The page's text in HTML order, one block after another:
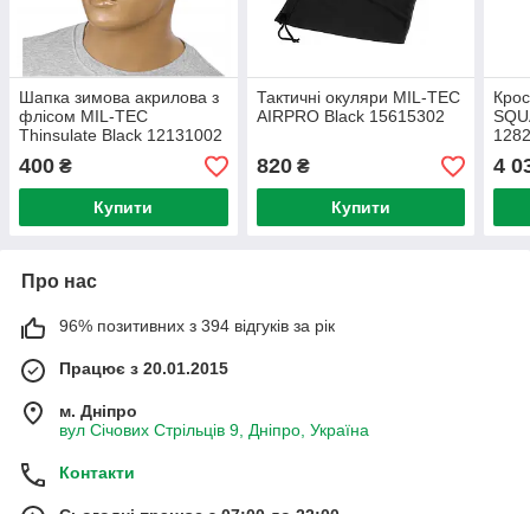
Шапка зимова акрилова з
флісом MIL-TEC
Thinsulate Black 12131002
400 ₴
Купити
Тактичні окуляри MIL-TEC
AIRPRO Black 15615302
820₴
Купити
4
Про нас
96% позитивних з 394 відгуків за рік
Працює з 20.01.2015
м. Дніпро
вул Січових Стрільців 9, Дніпро, Україна
Контакти